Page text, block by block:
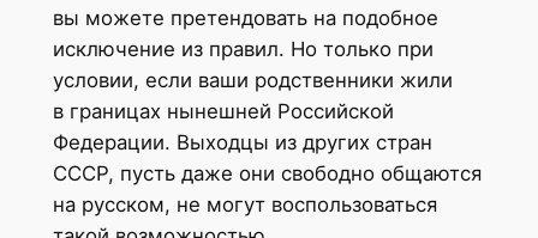
вы можете претендовать на подобное
исключение из правил. Но только при
условии, если ваши родственники жили
в границах нынешней Российской
Федерации. Выходцы из других стран
СССР, пусть даже они свободно общаются
на русском, не могут воспользоваться